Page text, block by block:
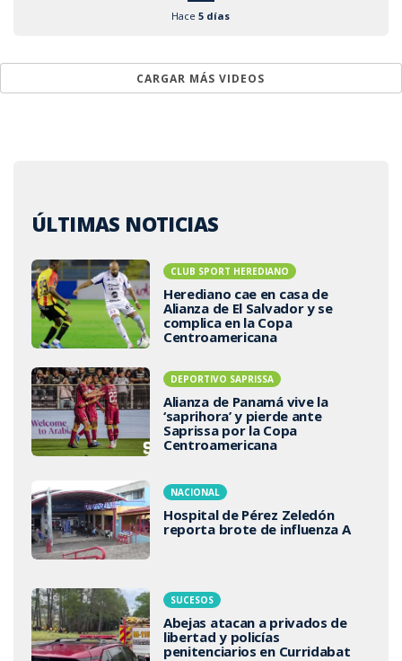
Hace5 días
CARGAR MÁS VIDEOS
ÚLTIMAS NOTICIAS
CLUB SPORT HEREDIANO
Herediano cae en casa de
Alianza de El Salvador y se
complica en la Copa
Centroamericana
DEPORTIVO SAPRISSA
Alianza de Panamá vive la
‘saprihora’ y pierde ante
Saprissa por la Copa
Centroamericana
NACIONAL
Hospital de Pérez Zeledón
reporta brote de influenza A
SUCESOS
Abejas atacan a privados de
libertad y policías
penitenciarios en Curridabat